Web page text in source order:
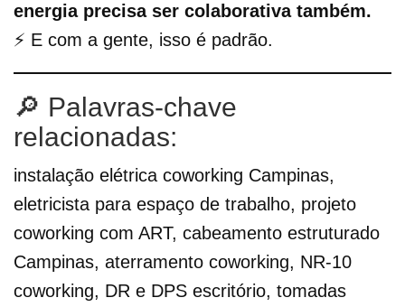
energia precisa ser colaborativa também.
⚡ E com a gente, isso é padrão.
🔎 Palavras-chave
relacionadas:
instalação elétrica coworking Campinas,
eletricista para espaço de trabalho, projeto
coworking com ART, cabeamento estruturado
Campinas, aterramento coworking, NR-10
coworking, DR e DPS escritório, tomadas